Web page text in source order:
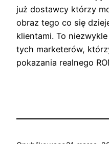
już dostawcy którzy
obraz tego co się
klientami. To
tych marketerów,
pokazania realnego